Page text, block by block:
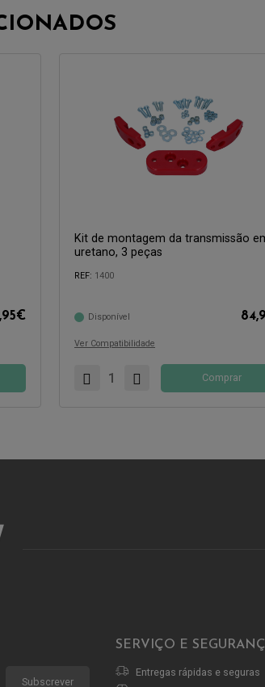
€
Kit de montagem da transmissão
uretano, 3 peças
REF: 1400
Disponível
Ver Compatibilidade
Comprar
Subscrever
SERVIÇO E
Entregas rápidas e seguras